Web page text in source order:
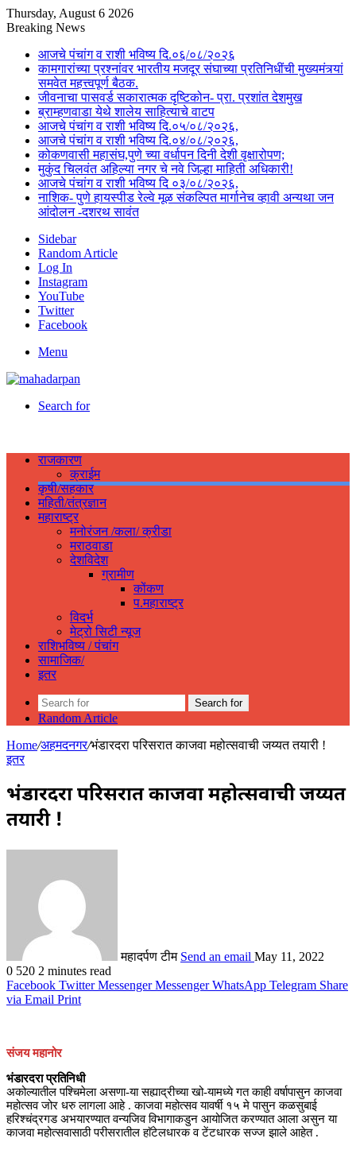
Thursday, August 6 2026
Breaking News
आजचे पंचांग व राशी भविष्य दि.०६/०८/२०२६
कामगारांच्या प्रश्नांवर भारतीय मजदूर संघाच्या प्रतिनिधींची मुख्यमंत्र्यां
समवेत महत्त्वपूर्ण बैठक.
जीवनाचा पासवर्ड सकारात्मक दृष्टिकोन- प्रा. प्रशांत देशमुख
ब्राम्हणवाडा येथे शालेय साहित्याचे वाटप
आजचे पंचांग व राशी भविष्य दि.०५/०८/२०२६,
आजचे पंचांग व राशी भविष्य दि.०४/०८/२०२६,
कोकणवासी महासंघ,पुणे च्या वर्धापन दिनी देशी वृक्षारोपण;
मुकुंद चिलवंत अहिल्या नगर चे नवे जिल्हा माहिती अधिकारी!
आजचे पंचांग व राशी भविष्य दि ०३/०८/२०२६,
नाशिक- पुणे हायस्पीड रेल्वे मूळ संकल्पित मार्गानेच व्हावी अन्यथा जन
आंदोलन -दशरथ सावंत
Sidebar
Random Article
Log In
Instagram
YouTube
Twitter
Facebook
Menu
Search for
राजकारण
क्राईम
कृषी/सहकार
महिती/तंत्रज्ञान
महाराष्ट्र
मनोरंजन /कला/ क्रीडा
मराठवाडा
देशविदेश
ग्रामीण
कोंकण
प.महाराष्ट्र
विदर्भ
मेट्रो सिटी न्यूज
राशिभविष्य / पंचांग
सामाजिक/
इतर
Search for
Random Article
Home/अहमदनगर/भंडारदरा परिसरात काजवा महोत्सवाची जय्यत तयारी !
इतर
भंडारदरा परिसरात काजवा महोत्सवाची जय्यत
तयारी !
महादर्पण टीम Send an email May 11, 2022
0 520 2 minutes read
Facebook Twitter Messenger Messenger WhatsApp Telegram Share
via Email Print
संजय महानोर
भंडारदरा प्रतिनिधी
अकोल्यातील पश्चिमेला असणा-या सह्याद्रीच्या खो-यामध्ये गत काही वर्षापासुन काजवा
महोत्सव जोर धरु लागला आहे . काजवा महोत्सव यावर्षी १५ मे पासुन कळसुबाई
हरिश्चंद्रगड अभयारण्यात वन्यजिव विभागाकडुन आयोजित करण्यात आला असुन या
काजवा महोत्सवासाठी परीसरातील हाॅटेलधारक व टेंटधारक सज्ज झाले आहेत .